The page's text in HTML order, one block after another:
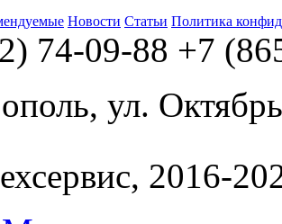
Новости Статьи Политика
74-09-88 +7
ул.
2016-